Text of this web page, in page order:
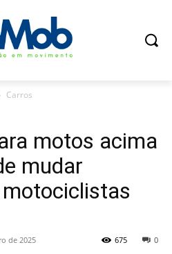
Carros
motos acima
mudar
de 2025 0
675